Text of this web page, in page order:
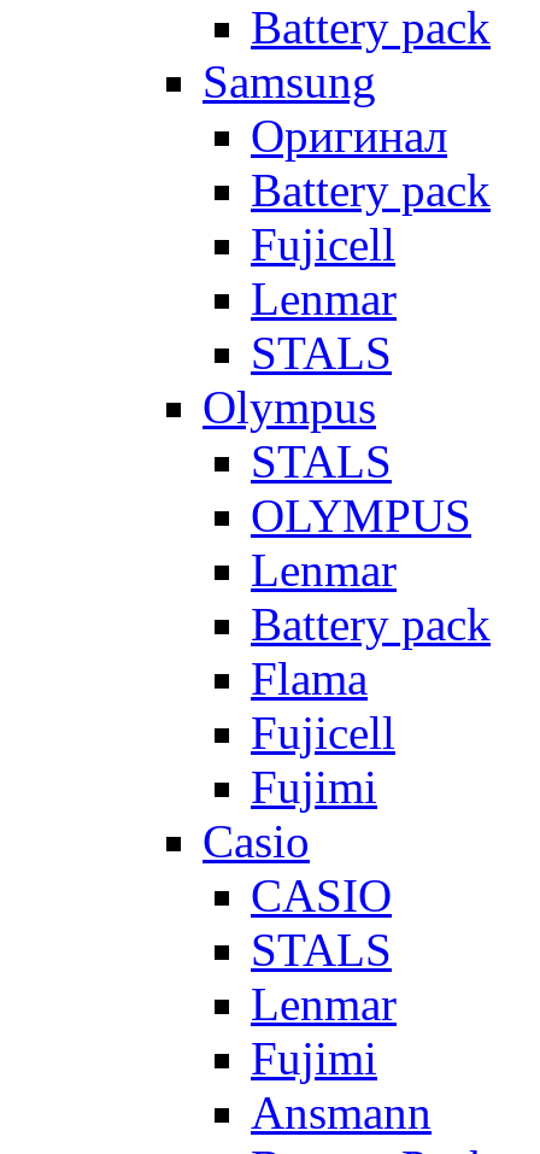
Battery pack
Samsung
Оригинал
Battery pack
Fujicell
Lenmar
STALS
Olympus
STALS
OLYMPUS
Lenmar
Battery pack
Flama
Fujicell
Fujimi
Casio
CASIO
STALS
Lenmar
Fujimi
Ansmann